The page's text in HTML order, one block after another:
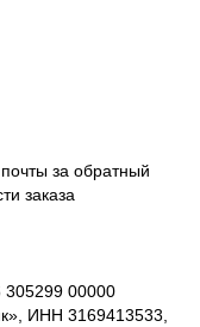
за обратный
заказа
305299 00000
ИНН 3169413533,